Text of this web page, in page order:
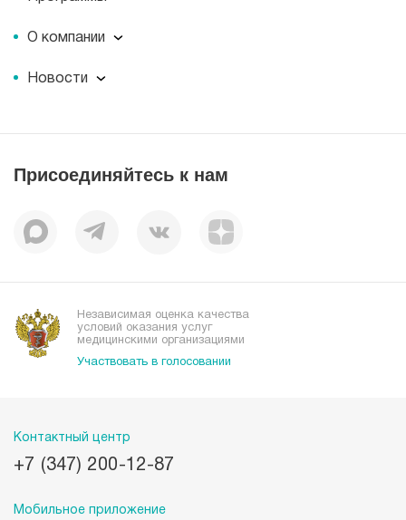
О компании
О компании
Пациентам
Миссия
Корпоративная социальная ответственность
Наши преимущества
Новости
Пресс-центр
Присоединяйтесь к нам
Независимая оценка качества
условий оказания услуг
медицинскими организациями
Участвовать в голосовании
Контактный центр
+7 (347) 200-12-87
Мобильное приложение